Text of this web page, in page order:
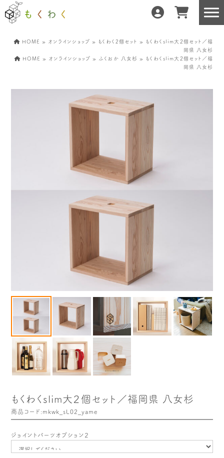
どんな暮らしにもフィット 森と暮らしを環る
運営会社紹介／もくわくへの想い
樹種紹介
産地との相性診断
もくわくの使い方&選び方
もくわく開発ストーリー もくわく産地だより
メディア掲載＆プレスリリース
HOME » オンラインショップ » もくわく2個セット » もくわくslim大２個セット／福
岡県 八女杉
HOME » オンラインショップ » ふくおか 八女杉 » もくわくslim大２個セット／福
岡県 八女杉
もくわくslim大２個セット／福岡県 八女杉
商品コード:mkwk_sL02_yame
ジョイントパーツオプション２